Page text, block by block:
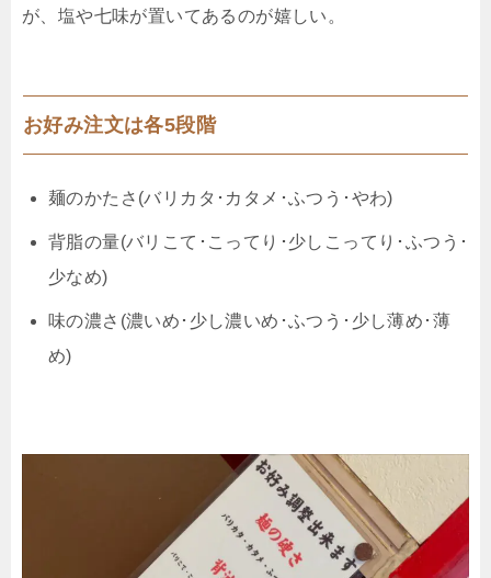
が、塩や七味が置いてあるのが嬉しい。
お好み注文は各5段階
麺のかたさ(バリカタ･カタメ･ふつう･やわ)
背脂の量(バリこて･こってり･少しこってり･ふつう･
少なめ)
味の濃さ(濃いめ･少し濃いめ･ふつう･少し薄め･薄
め)